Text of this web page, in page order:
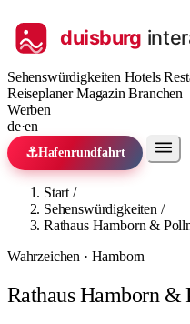
Sehenswürdigkeiten Hotels
ReiseplanerMagazinBranchen
Werben
de·en
⚓Hafenrundfahrt
Start /
Sehenswürdigkeiten /
Rathaus Hamborn &
Wahrzeichen · Hamborn
Rathaus Hamborn &